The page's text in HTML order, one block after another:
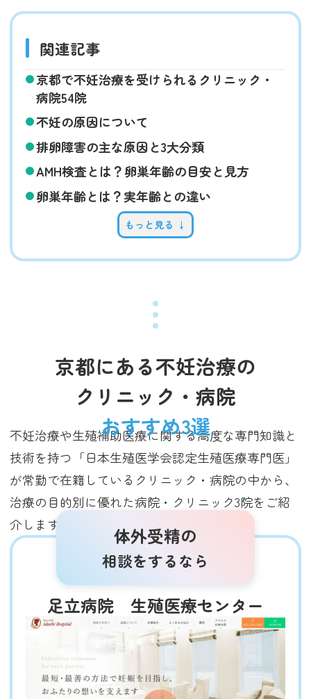
関連記事
京都で不妊治療を受けられるクリニック・
病院54院
不妊の原因について
排卵障害の主な原因と3大分類
AMH検査とは？卵巣年齢の目安と見方
卵巣年齢とは？実年齢との違い
もっと見る ↓
京都にある不妊治療の
クリニック・病院
おすすめ3選
不妊治療や生殖補助医療に関する高度な専門知識と
技術を持つ「日本生殖医学会認定生殖医療専門医」
が常勤で在籍しているクリニック・病院の中から、
治療の目的別に優れた病院・クリニック3院をご紹
介します（2025年3月調査時点）。
体外受精の
相談をするなら
足立病院 生殖医療センター